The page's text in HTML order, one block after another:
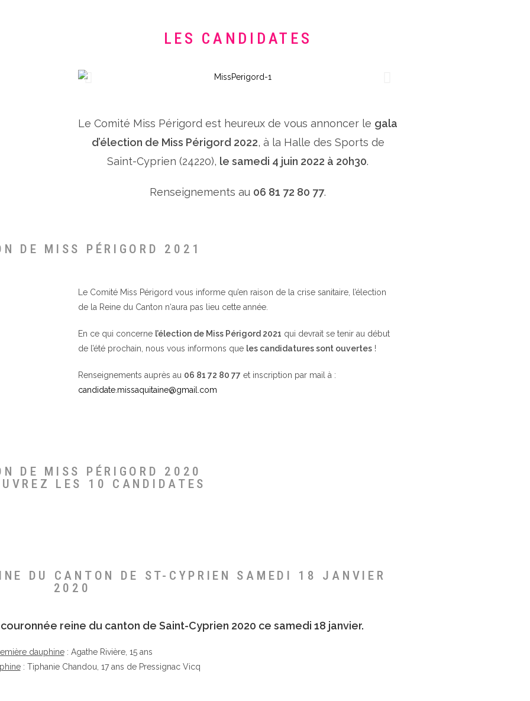
LES CANDIDATES
Le Comité Miss Périgord est heureux de vous annoncer le gala
d’élection de Miss Périgord 2022, à la Halle des Sports de
Saint-Cyprien (24220), le samedi 4 juin 2022 à 20h30.
Renseignements au 06 81 72 80 77.
DE MISS PÉRIGORD 2021
Le Comité Miss Périgord vous informe qu’en raison de la crise sanitaire, l’élection
de la Reine du Canton n‘aura pas lieu cette année.
En ce qui concerne l’élection de Miss Périgord 2021 qui devrait se tenir au début
de l’été prochain, nous vous informons que les candidatures sont ouvertes !
Renseignements auprès au 06 81 72 80 77 et inscription par mail à :
candidate.missaquitaine@gmail.com
DE MISS PÉRIGORD 2020
LES 10 CANDIDATES
DU CANTON DE ST-CYPRIEN SAMEDI 18 JANVIER
2020
couronnée reine du canton de Saint-Cyprien 2020 ce samedi 18 janvier.
dauphine: Agathe Rivière, 15 ans
: Tiphanie Chandou, 17 ans de Pressignac Vicq